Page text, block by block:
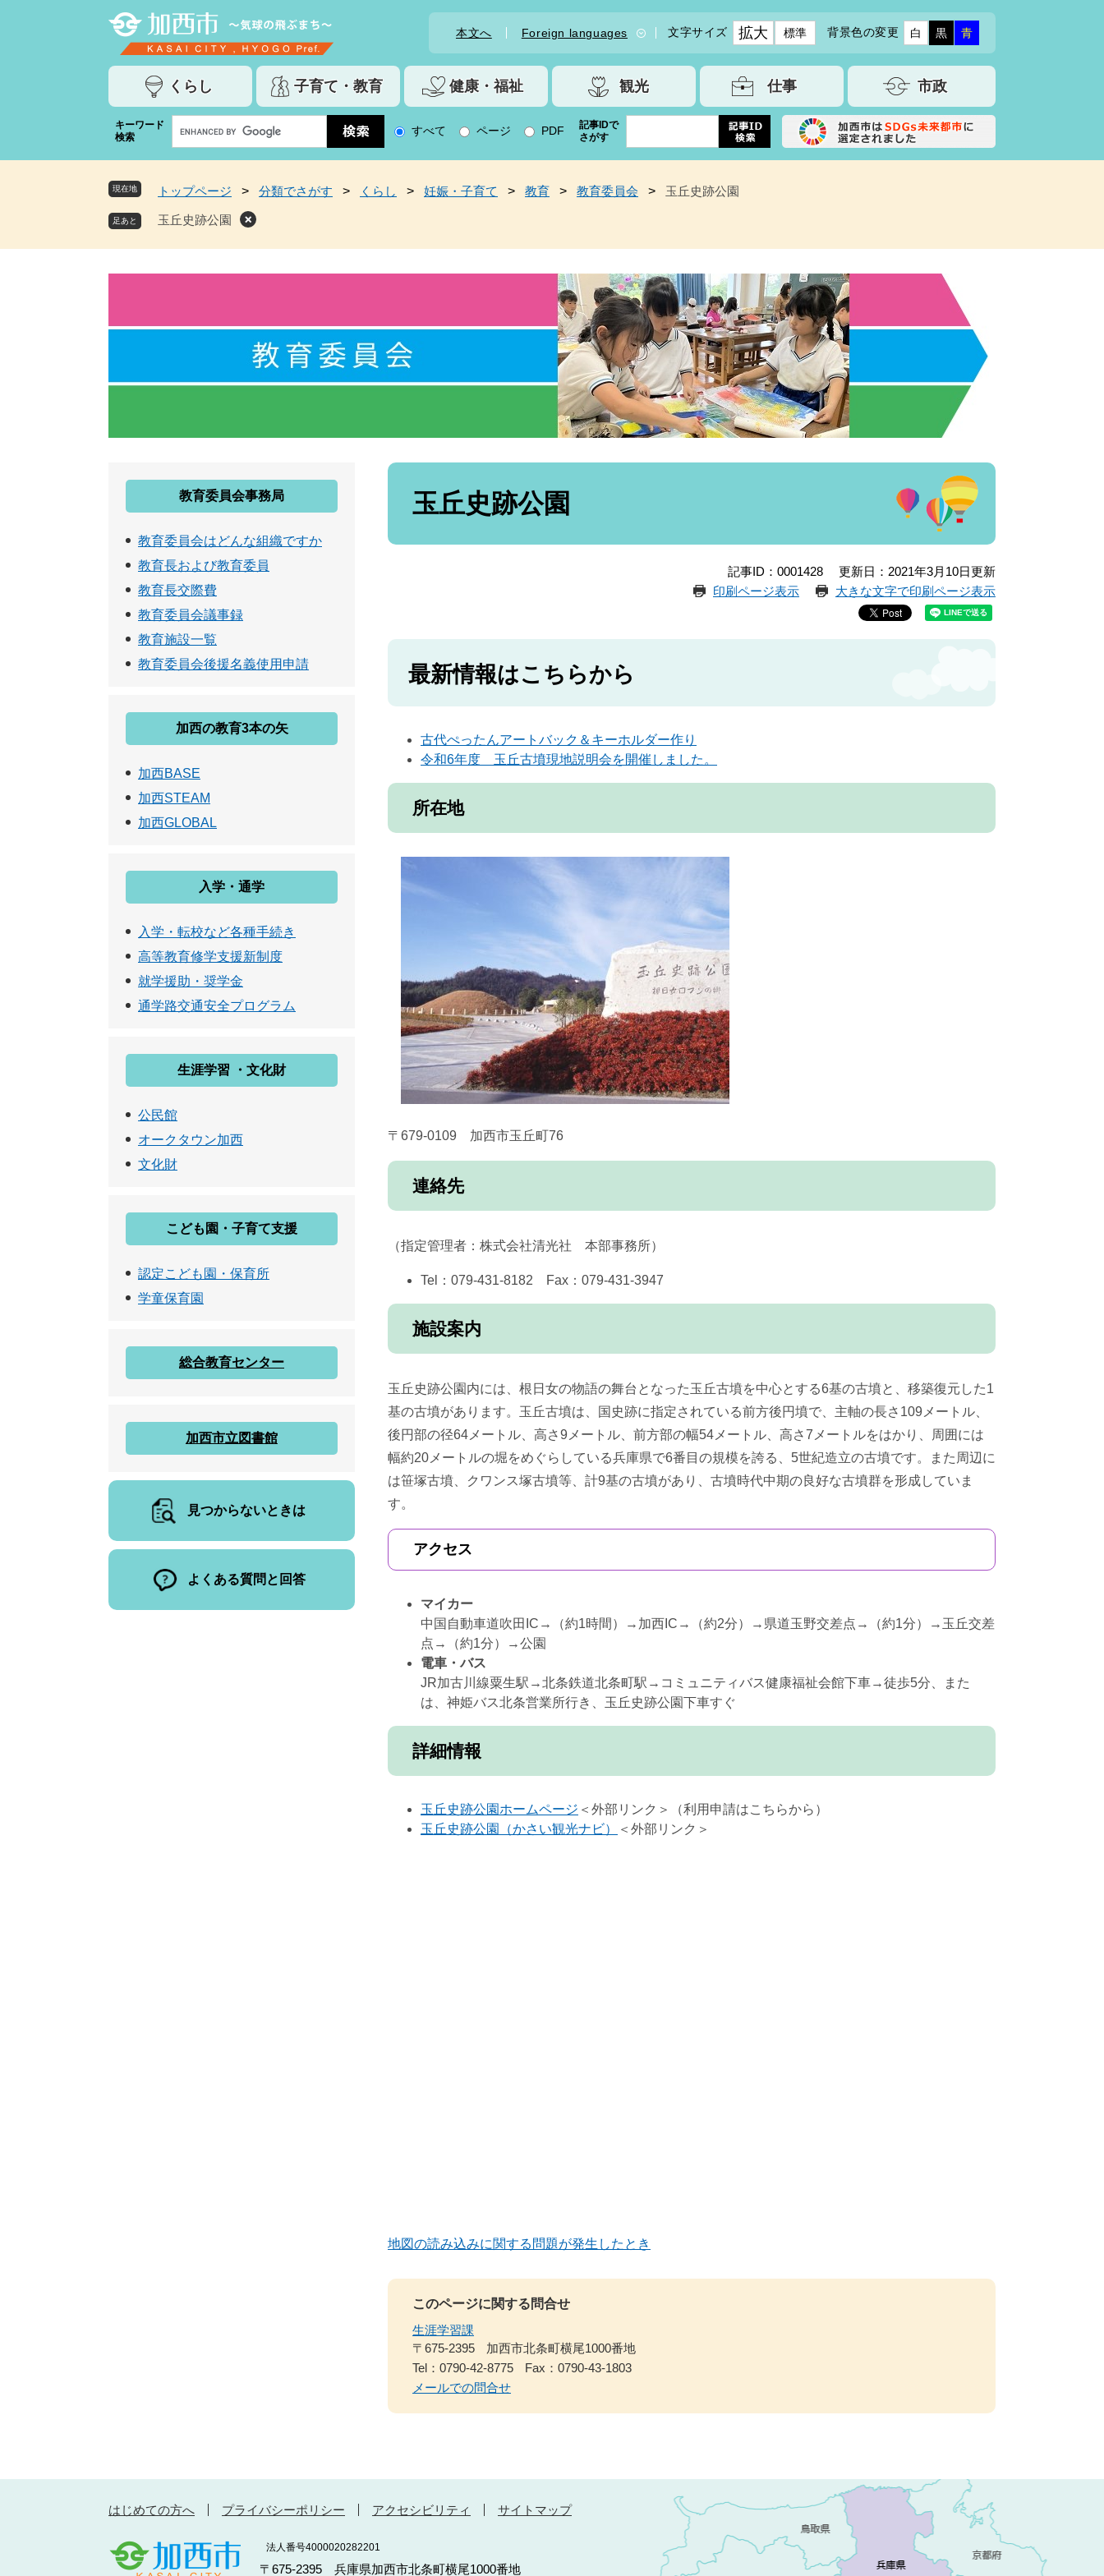
本文へ Foreign languages 文字サイズ 拡大 標準 背景色の変更 白 黒 青
くらし 子育て・教育 健康・福祉 観光 仕事 市政
キーワード
検索
o
l
カ
すべて ページ PDF
記事IDで
さがす
現在地 トップページ > 分類でさがす > くらし > 妊娠・子育て > 教育 > 教育委員会 > 玉丘史跡公園
玉丘史跡公園
本
玉丘史跡公園
記事ID：0001428
更新日：2021年3月10日更新
印刷ページ表示
大きな文字で印刷ページ表示
最新情報はこちらから
古代ぺったんアートバック＆キーホルダー作り
令和6年度 玉丘古墳現地説明会を開催しました。
所在地
〒679-0109 加西市玉丘町76
連絡先
（指定管理者：株式会社清光社 本部事務所）
Tel：079-431-8182 Fax：079-431-3947
施設案内
玉丘史跡公園内には、根日女の物語の舞台となった玉丘古墳を中心とする6基の古墳と、移築復元した1
基の古墳があります。玉丘古墳は、国史跡に指定されている前方後円墳で、主軸の長さ109メートル、
後円部の径64メートル、高さ9メートル、前方部の幅54メートル、高さ7メートルをはかり、周囲には
幅約20メートルの堀をめぐらしている兵庫県で6番目の規模を誇る、5世紀造立の古墳です。また周辺に
は笹塚古墳、クワンス塚古墳等、計9基の古墳があり、古墳時代中期の良好な古墳群を形成していま
す。
アクセス
マイカー
中国自動車道吹田IC→（約1時間）→加西IC→（約2分）→県道玉野交差点→（約1分）→玉丘交差
点→（約1分）→公園
電車・バス
JR加古川線粟生駅→北条鉄道北条町駅→コミュニティバス健康福祉会館下車→徒歩5分、また
は、神姫バス北条営業所行き、玉丘史跡公園下車すぐ
詳細情報
玉丘史跡公園ホームページ ＜外部リンク＞
（利用申請はこちらから）
玉丘史跡公園（かさい観光ナビ）
＜外部リンク＞
地図の読み込みに関する問題が発生したとき
このページに関する問合せ
生涯学習課
〒675-2395
加西市北条町横尾1000番地
Tel：0790-42-8775
Fax：0790-43-1803
メールでの問合せ
教育委員会事務局
教育委員会はどんな組織ですか
教育長および教育委員
教育長交際費
教育委員会議事録
教育施設一覧
教育委員会後援名義使用申請
加西の教育3本の矢
加西BASE
加西STEAM
加西GLOBAL
入学・通学
入学・転校など各種手続き
高等教育修学支援新制度
就学援助・奨学金
通学路交通安全プログラム
生涯学習 ・文化財
公民館
オークタウン加西
文化財
こども園・子育て支援
認定こども園・保育所
学童保育園
総合教育センター
加西市立図書館
見つからないときは
よくある質問と回答
はじめての方へ プライバシーポリシー アクセシビリティ サイトマップ
法人番号4000020282201
〒675-2395 兵庫県加西市北条町横尾1000番地